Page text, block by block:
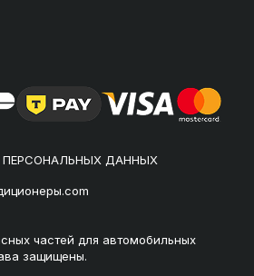
ПЕРСОНАЛЬНЫХ ДАННЫХ
частей для автомобильных
защищены.